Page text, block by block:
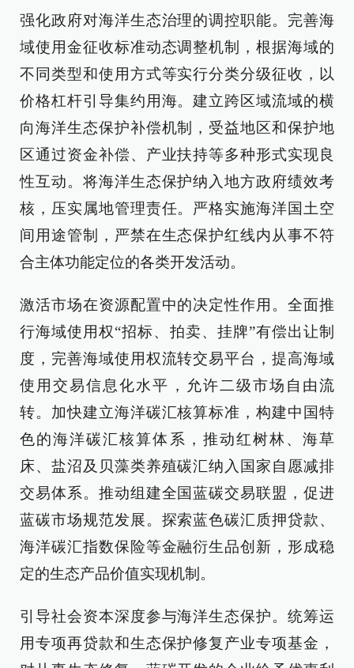
强化政府对海洋生态治理的调控职能。完善海
域使用金征收标准动态调整机制，根据海域的
不同类型和使用方式等实行分类分级征收，以
价格杠杆引导集约用海。建立跨区域流域的横
向海洋生态保护补偿机制，受益地区和保护地
区通过资金补偿、产业扶持等多种形式实现良
性互动。将海洋生态保护纳入地方政府绩效考
核，压实属地管理责任。严格实施海洋国土空
间用途管制，严禁在生态保护红线内从事不符
合主体功能定位的各类开发活动。
激活市场在资源配置中的决定性作用。全面推
行海域使用权“招标、拍卖、挂牌”有偿出让制
度，完善海域使用权流转交易平台，提高海域
使用交易信息化水平，允许二级市场自由流
转。加快建立海洋碳汇核算标准，构建中国特
色的海洋碳汇核算体系，推动红树林、海草
床、盐沼及贝藻类养殖碳汇纳入国家自愿减排
交易体系。推动组建全国蓝碳交易联盟，促进
蓝碳市场规范发展。探索蓝色碳汇质押贷款、
海洋碳汇指数保险等金融衍生品创新，形成稳
定的生态产品价值实现机制。
引导社会资本深度参与海洋生态保护。统筹运
用专项再贷款和生态保护修复产业专项基金，